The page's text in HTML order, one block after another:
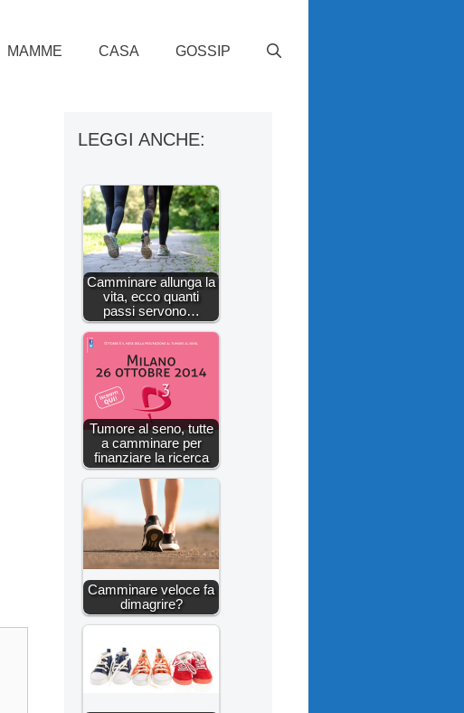
MAMME CASA GOSSIP
LEGGI ANCHE:
Camminare allunga la
vita, ecco quanti
passi servono…
Tumore al seno, tutte
a camminare per
finanziare la ricerca
Camminare veloce fa
dimagrire?